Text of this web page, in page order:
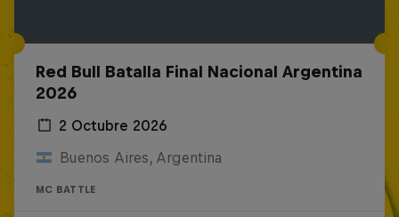
Red Bull Batalla Final Nacional Argentina
2026
2 Octubre 2026
Buenos Aires, Argentina
MC BATTLE